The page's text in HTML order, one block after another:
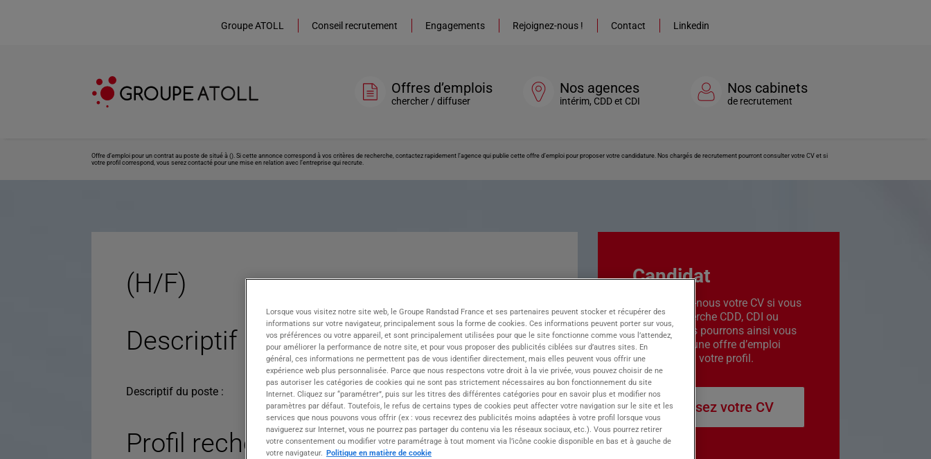
Groupe ATOLL Conseil recrutement Engagements Rejoignez-nous ! Contact Linkedin
Offres d’emplois
chercher / diffuser
Nos agences
intérim, CDD et CDI
Nos cabinets
de recrutement
Offre d’emploi pour un contrat au poste de situé à (). Si cette annonce correspond à vos critères de recherche, contactez rapidement l’agence qui publie cette offre d’emploi pour proposer votre candidature. Nos chargés de recrutement pourront consulter votre CV et si
votre profil correspond, vous serez contacté pour une mise en relation avec l’entreprise qui recrute.
(H/F)
Descriptif du poste :
Descriptif du poste :
Profil recherché
Candidat
Transmettez-nous votre CV si vous
êtes en recherche CDD, CDI ou
intérim. Nous pourrons ainsi vous
contacter si une offre d’emploi
correspond à votre profil.
Déposez votre CV
Lorsque vous visitez notre site web, le Groupe Randstad France et ses partenaires peuvent stocker et récupérer des
informations sur votre navigateur, principalement sous la forme de cookies. Ces informations peuvent porter sur vous,
vos préférences ou votre appareil, et sont principalement utilisées pour que le site fonctionne comme vous l’attendez,
pour améliorer la performance de notre site, et pour vous proposer des publicités ciblées sur d’autres sites. En
général, ces informations ne permettent pas de vous identifier directement, mais elles peuvent vous offrir une
expérience web plus personnalisée. Parce que nous respectons votre droit à la vie privée, vous pouvez choisir de ne
pas autoriser les catégories de cookies qui ne sont pas strictement nécessaires au bon fonctionnement du site
Internet. Cliquez sur “paramétrer”, puis sur les titres des différentes catégories pour en savoir plus et modifier nos
paramètres par défaut. Toutefois, le refus de certains types de cookies peut affecter votre navigation sur le site et les
services que nous pouvons vous offrir (ex : vous recevrez des publicités moins adaptées à votre profil lorsque vous
naviguerez sur Internet, vous ne pourrez pas partager du contenu via les réseaux sociaux, etc.). Vous pourrez retirer
votre consentement ou modifier votre paramétrage à tout moment via l’icône cookie disponible en bas et à gauche de
votre navigateur. Politique en matière de cookie